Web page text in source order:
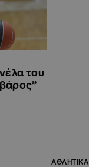
του
ΑΘΛΗΤΙΚΑ